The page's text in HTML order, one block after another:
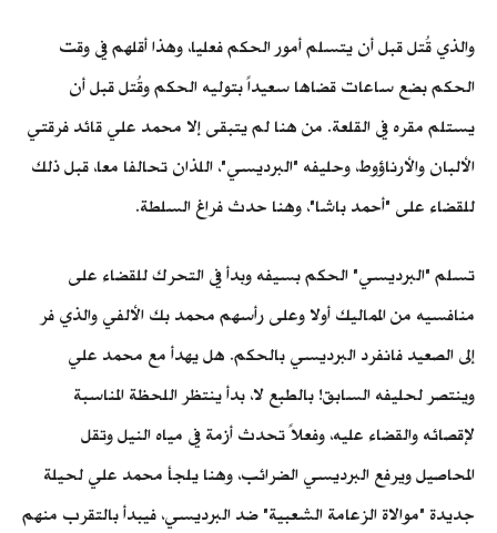
والذي قُتل قبل أن يتسلم أمور الحكم فعليا، وهذا أقلهم في وقت
الحكم بضع ساعات قضاها سعيداً بتوليه الحكم وقُتل قبل أن
يستلم مقره في القلعة. من هنا لم يتبقى إلا محمد علي قائد فرقتي
الألبان والأرناؤوط، وحليفه "البرديسي"، اللذان تحالفا معا، قبل ذلك
للقضاء على "أحمد باشا"، وهنا حدث فراغ السلطة.
تسلم "البرديسي" الحكم بسيفه وبدأ في التحرك للقضاء على
منافسيه من المماليك أولا وعلى رأسهم محمد بك الألفي والذي فر
إلى الصعيد فانفرد البرديسي بالحكم. هل يهدأ مع محمد علي
وينتصر لحليفه السابق! بالطبع لا، بدأ ينتظر اللحظة المناسبة
لإقصائه والقضاء عليه، وفعلاً تحدث أزمة في مياه النيل وتقل
المحاصيل ويرفع البرديسي الضرائب، وهنا يلجأ محمد علي لحيلة
جديدة "موالاة الزعامة الشعبية" ضد البرديسي، فيبدأ بالتقرب منهم